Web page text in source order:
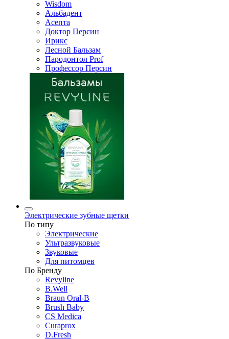
Wisdom
Альбадент
Асепта
Доктор Персин
Ирикс
Лесной Бальзам
Пародонтол Prof
Профессор Персин
Электрические зубные щетки
По типу
Электрические
Ультразвуковые
Звуковые
Для питомцев
По Бренду
Revyline
B.Well
Braun Oral-B
Brush Baby
CS Medica
Curaprox
D.Fresh